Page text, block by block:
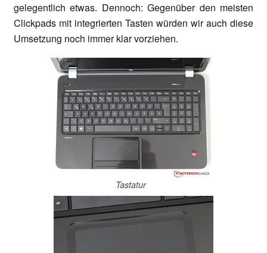
gelegentlich etwas. Dennoch: Gegenüber den meisten
Clickpads mit integrierten Tasten würden wir auch diese
Umsetzung noch immer klar vorziehen.
Tastatur